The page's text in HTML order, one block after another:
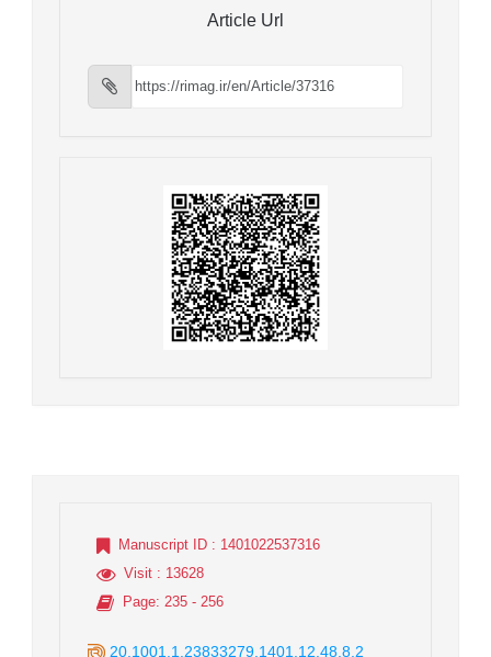
Article Url
Manuscript ID : 1401022537316
Visit : 13628
Page: 235 - 256
20.1001.1.23833279.1401.12.48.8.2